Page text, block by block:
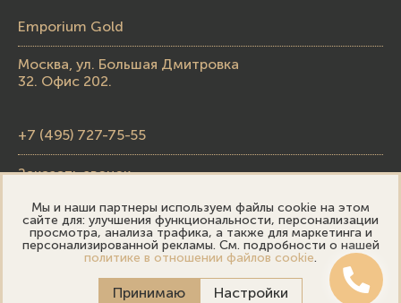
Emporium Gold
Москва, ул. Большая Дмитровка
32. Офис 202.
+7 (495) 727-75-55
Заказать звонок
skupka@emporiumgold.com
sale@emporiumgold.com
Режим работы:
Мы и наши партнеры используем файлы cookie на этом
сайте для: улучшения функциональности, персонализации
просмотра, анализа трафика, а также для маркетинга и
персонализированной рекламы. См. подробности о нашей
политике в отношении файлов cookie.
Принимаю Настройки